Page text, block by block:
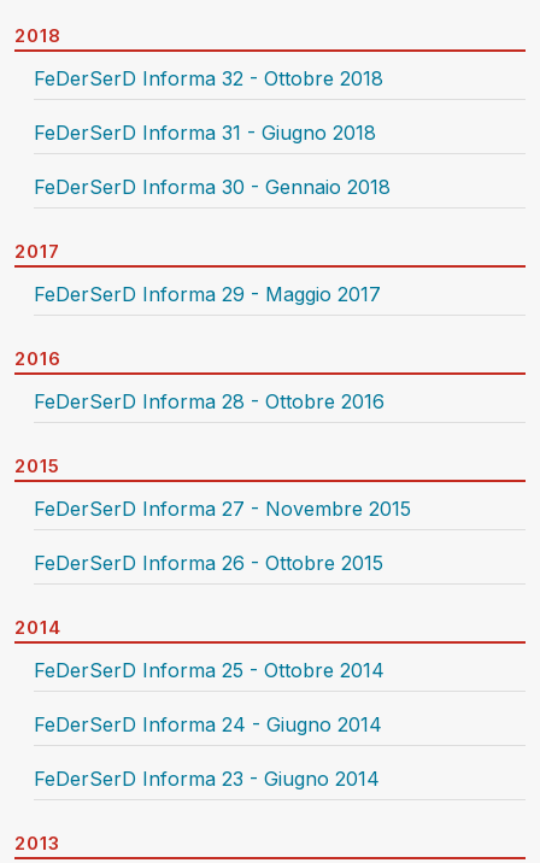
2018
FeDerSerD Informa 32 - Ottobre 2018
FeDerSerD Informa 31 - Giugno 2018
FeDerSerD Informa 30 - Gennaio 2018
2017
FeDerSerD Informa 29 - Maggio 2017
2016
FeDerSerD Informa 28 - Ottobre 2016
2015
FeDerSerD Informa 27 - Novembre 2015
FeDerSerD Informa 26 - Ottobre 2015
2014
FeDerSerD Informa 25 - Ottobre 2014
FeDerSerD Informa 24 - Giugno 2014
FeDerSerD Informa 23 - Giugno 2014
2013